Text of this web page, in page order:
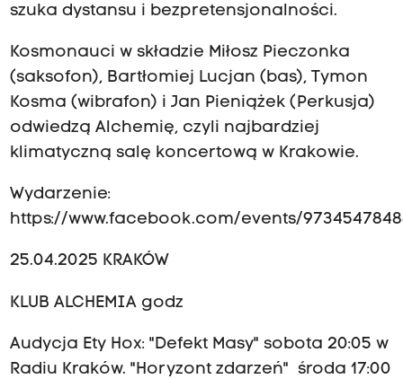
szuka dystansu i bezpretensjonalności.
Kosmonauci w składzie Miłosz Pieczonka
(saksofon), Bartłomiej Lucjan (bas), Tymon
Kosma (wibrafon) i Jan Pieniążek (Perkusja)
odwiedzą Alchemię, czyli najbardziej
klimatyczną salę koncertową w Krakowie.
Wydarzenie:
https://www.facebook.com/events/
25.04.2025 KRAKÓW
KLUB ALCHEMIA godz
Audycja Ety Hox: "Defekt Masy" sobota 20:05 w
Radiu Kraków. "Horyzont zdarzeń" środa 17:00